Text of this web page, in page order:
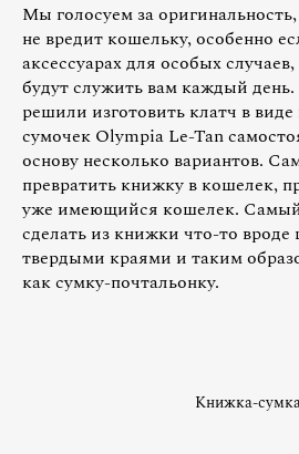
Мы голосуем за
не вредит кошельку, особенно
аксессуарах для особых
будут служить вам каждый
решили изготовить клатч в
сумочек Olympia Le-Tan
основу несколько вариантов.
превратить книжку в кошелек,
уже имеющийся кошелек.
сделать из книжки что-то вроде
твердыми краями и таким
как сумку-почтальонку.
Книжка-